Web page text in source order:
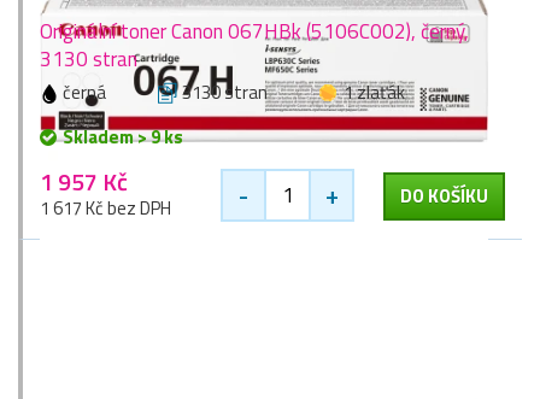
Originální toner Canon 067HBk (5106C002), černý,
3130 stran
černá 3130 stran
1 zlaťák
Skladem > 9 ks
1 957 Kč
1 617 Kč bez DPH - + DO KOŠÍKU